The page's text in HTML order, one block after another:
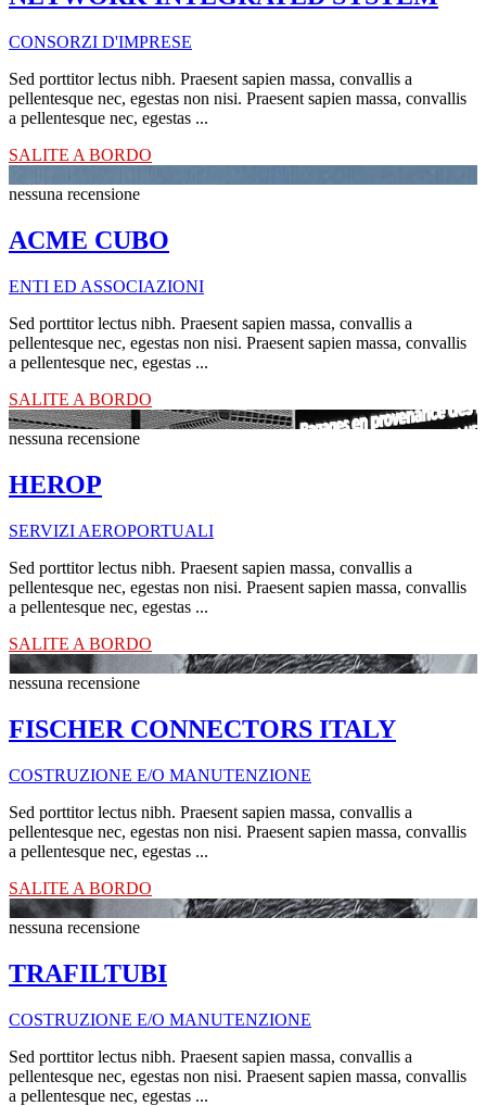
CONSORZI D'IMPRESE
Sed porttitor lectus nibh. Praesent sapien massa, convallis a
pellentesque nec, egestas non nisi. Praesent sapien massa, convallis
a pellentesque nec, egestas ...
SALITE A BORDO
nessuna recensione
ACME CUBO
ENTI ED ASSOCIAZIONI
Sed porttitor lectus nibh. Praesent sapien massa, convallis a
pellentesque nec, egestas non nisi. Praesent sapien massa, convallis
a pellentesque nec, egestas ...
SALITE A BORDO
nessuna recensione
HEROP
SERVIZI AEROPORTUALI
Sed porttitor lectus nibh. Praesent sapien massa, convallis a
pellentesque nec, egestas non nisi. Praesent sapien massa, convallis
a pellentesque nec, egestas ...
SALITE A BORDO
nessuna recensione
FISCHER CONNECTORS ITALY
COSTRUZIONE E/O MANUTENZIONE
Sed porttitor lectus nibh. Praesent sapien massa, convallis a
pellentesque nec, egestas non nisi. Praesent sapien massa, convallis
a pellentesque nec, egestas ...
SALITE A BORDO
nessuna recensione
TRAFILTUBI
COSTRUZIONE E/O MANUTENZIONE
Sed porttitor lectus nibh. Praesent sapien massa, convallis a
pellentesque nec, egestas non nisi. Praesent sapien massa, convallis
a pellentesque nec, egestas ...